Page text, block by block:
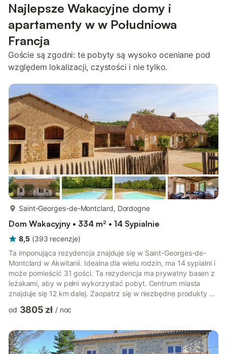
Najlepsze Wakacyjne domy i
apartamenty w w Południowa
Francja
Goście są zgodni: te pobyty są wysoko oceniane pod
względem lokalizacji, czystości i nie tylko.
Saint-Georges-de-Montclard, Dordogne
Dom Wakacyjny • 334 m² • 14 Sypialnie
8,5 (393 recenzje)
Ta imponująca rezydencja znajduje się w Saint-Georges-de-
Montclard w Akwitanii. Idealna dla wielu rodzin, ma 14 sypialni i
może pomieścić 31 gości. Ta rezydencja ma prywatny basen z
leżakami, aby w pełni wykorzystać pobyt. Centrum miasta
znajduje się 12 km dalej. Zaopatrz się w niezbędne produkty w
od domu, jeśli chcesz zjeść obiad z bliskimi. Na dzień wokół
Prywatny taras lub ogród z meblami ogrodowymi są dostępne,
jeśli chcesz zjeść popołudniową herbatę na świeżym powiet...
od 3805 zł / noc